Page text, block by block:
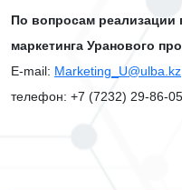
По вопросам реализации
маркетинга Уранового
Е-mail: Marketing_U@ulba.kz
телефон: +7 (7232) 29-86-05